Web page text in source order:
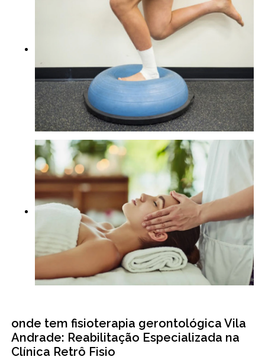
onde tem fisioterapia gerontológica Vila
Andrade: Reabilitação Especializada na
Clínica Retrô Fisio